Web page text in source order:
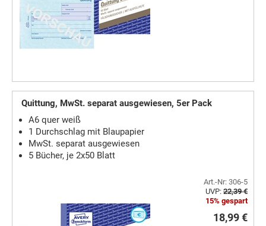
Quittung, MwSt. separat ausgewiesen, 5er Pack
A6 quer weiß
1 Durchschlag mit Blaupapier
MwSt. separat ausgewiesen
5 Bücher, je 2x50 Blatt
Art.-Nr: 306-5
UVP: 22,39 €
15% gespart
18,99 €